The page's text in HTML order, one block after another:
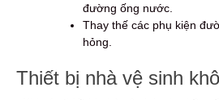
đường ống nước.
Thay thế các phụ kiện
hỏng.
Thiết bị nhà vệ sinh